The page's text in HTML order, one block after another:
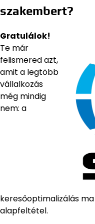
szakembert?
Gratulálok!
Te már
felismered azt,
amit a legtöbb
vállalkozás
még mindig
nem: a
keresőoptimalizálás
alapfeltétel.